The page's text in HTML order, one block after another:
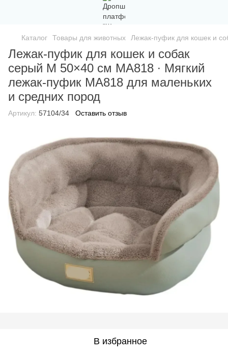
Каталог Товары для животных Лежак-пуфик для кошек и
Лежак-пуфик для кошек и собак
серый M 50×40 см MA818 ∙ Мягкий
лежак-пуфик MA818 для маленьких
и средних пород
Артикул: 57104/34 Оставить отзыв
В избранное